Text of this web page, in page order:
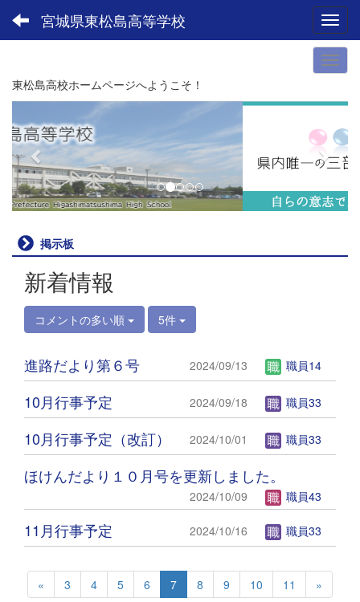
宮城県東松島高等学校
東松島高校ホームページへようこそ！
r
e
v
i
u
s
n
e
x
掲示板
新着情報
コメントの多い順 5件
進路だより第６号 2024/09/13 職員14
10月行事予定 2024/09/18 職員33
10月行事予定（改訂） 2024/10/01 職員33
ほけんだより１０月号を更新しました。
2024/10/09 職員43
11月行事予定 2024/10/16 職員33
« 3 4 5 6 7 8 9 10 11 »